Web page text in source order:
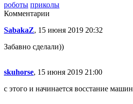
роботы приколы
Комментарии
SabakaZ, 15 июня 2019 20:32
Забавно сделали))
skuhorse, 15 июня 2019 21:00
с этого и начинается восстание машин